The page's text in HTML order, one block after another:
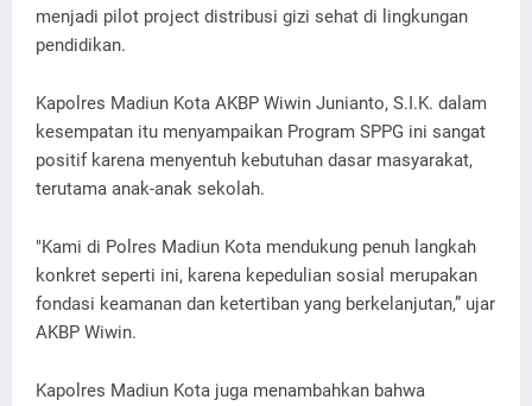
menjadi pilot project distribusi gizi sehat di lingkungan
pendidikan.
Kapolres Madiun Kota AKBP Wiwin Junianto, S.I.K. dalam
kesempatan itu menyampaikan Program SPPG ini sangat
positif karena menyentuh kebutuhan dasar masyarakat,
terutama anak-anak sekolah.
"Kami di Polres Madiun Kota mendukung penuh langkah
konkret seperti ini, karena kepedulian sosial merupakan
fondasi keamanan dan ketertiban yang berkelanjutan,” ujar
AKBP Wiwin.
Kapolres Madiun Kota juga menambahkan bahwa